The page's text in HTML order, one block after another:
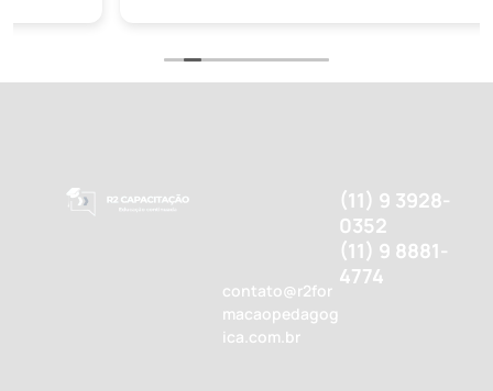
atrasado! Um excelente Ano Novo na presença
do Deus Eterno!
contato@r2for
macaopedagog
ica.com.br
(11) 9 3928-
0352
(11) 9 8881-
4774